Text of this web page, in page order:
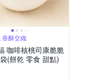
香酥交織
咖啡核桃司康脆脆
(餅乾 零食 甜點)